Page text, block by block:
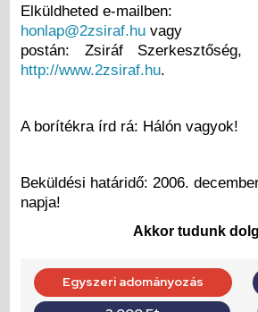
Elküldheted e-mailben:
honlap@2zsiraf.hu vagy
postán: Zsiráf
http://www.2zsiraf.hu.
A borítékra írd rá: Hálón vagyok!
Beküldési határidő: 2006.
napja!
Akkor tudunk